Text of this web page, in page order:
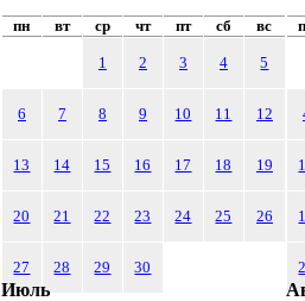
пн вт ср чт пт сб вс
1 2 3 4 5
6 7 8 9 10 11 12
13 14 15 16 17 18 19
20 21 22 23 24 25 26
27 28 29 30
Июль